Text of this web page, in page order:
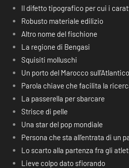
Il difetto tipografico per cui i
Robusto materiale edilizio
Altro nome del fischione
La regione di Bengasi
Squisiti molluschi
Un porto del Marocco sull’Atlantico
Parola chiave che facilita la
La passerella per sbarcare
Strisce di pelle
Una star del pop mondiale
Persona che sta all’entrata di un
Lo scarto alla partenza fra gli
Lieve colpo dato sfiorando